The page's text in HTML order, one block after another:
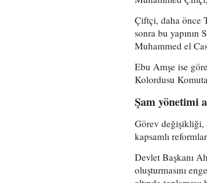
Çiftçi, daha önce
sonra bu yapının
Muhammed el
Ebu Amşe ise
Kolordusu
Şam yönetimi
Görev değişikliği,
kapsamlı
Devlet Başkanı
oluşturmasını